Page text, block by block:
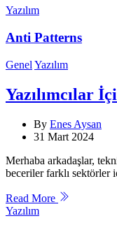
Categories
Yazılım
Anti Patterns
Categories
Genel Yazılım
Yazılımcılar
By Enes Aysan
31 Mart 2024
Merhaba arkadaşlar,
beceriler farklı sektörler
Read More
Categories
Yazılım